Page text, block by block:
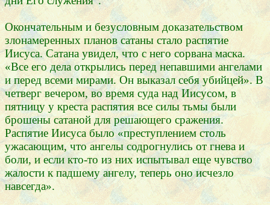
Окончательным и безусловным доказательством
злонамеренных планов сатаны стало распятие
Иисуса. Сатана увидел, что с него сорвана маска.
«Все его дела открылись перед непавшими ангелами
и перед всеми мирами. Он выказал себя убийцей». В
четверг вечером, во время суда над Иисусом, в
пятницу у креста распятия все силы тьмы были
брошены сатаной для решающего сражения.
Распятие Иисуса было «преступлением столь
ужасающим, что ангелы содрогнулись от гнева и
боли, и если кто-то из них испытывал еще чувство
жалости к падшему ангелу, теперь оно исчезло
навсегда».